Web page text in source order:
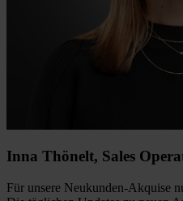
Inna Thönelt, Sales
Für unsere Neukunden-Akquise